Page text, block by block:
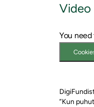
Video
You
”Kun